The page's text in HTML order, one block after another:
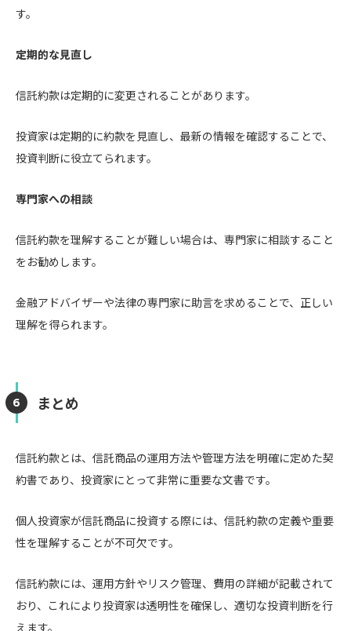
す。
定期的な見直し
信託約款は定期的に変更されることがあります。
投資家は定期的に約款を見直し、最新の情報を確認することで、
投資判断に役立てられます。
専門家への相談
信託約款を理解することが難しい場合は、専門家に相談すること
をお勧めします。
金融アドバイザーや法律の専門家に助言を求めることで、正しい
理解を得られます。
まとめ
信託約款とは、信託商品の運用方法や管理方法を明確に定めた契
約書であり、投資家にとって非常に重要な文書です。
個人投資家が信託商品に投資する際には、信託約款の定義や重要
性を理解することが不可欠です。
信託約款には、運用方針やリスク管理、費用の詳細が記載されて
おり、これにより投資家は透明性を確保し、適切な投資判断を行
えます。